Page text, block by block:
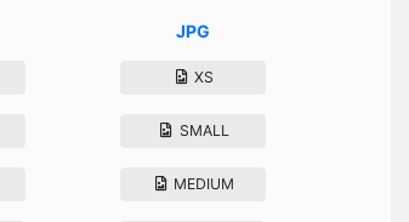
JPG
XS
SMALL
MEDIUM